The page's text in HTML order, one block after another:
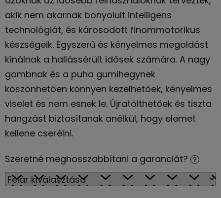
akik nem akarnak bonyolult intelligens
technológiát, és károsodott finommotorikus
készségeik. Egyszerű és kényelmes megoldást
kínálnak a hallássérült idősek számára. A nagy
gombnak és a puha gumihegynek
köszönhetően könnyen kezelhetőek, kényelmes
viselet és nem esnek le. Újratölthetőek és tiszta
hangzást biztosítanak anélkül, hogy elemet
kellene cserélni.
Szeretné meghosszabbítani a garanciát? ?